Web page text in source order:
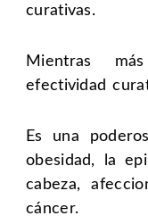
curativas.
Mientras
efectividad
Es una
obesidad, la
cabeza,
cáncer.